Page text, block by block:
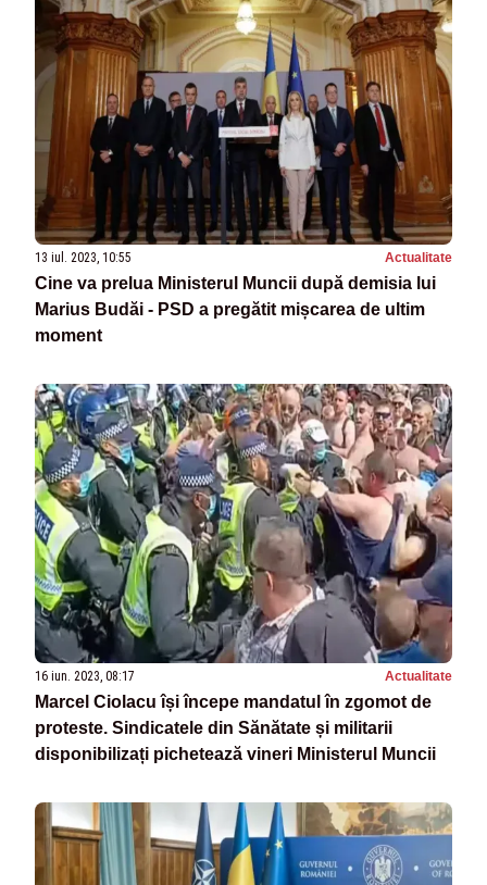
13 iul. 2023, 10:55 Actualitate
Cine va prelua Ministerul Muncii după demisia lui
Marius Budăi - PSD a pregătit mișcarea de ultim
moment
16 iun. 2023, 08:17 Actualitate
Marcel Ciolacu își începe mandatul în zgomot de
proteste. Sindicatele din Sănătate și militarii
disponibilizați pichetează vineri Ministerul Muncii